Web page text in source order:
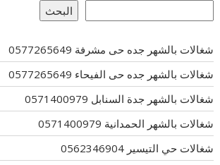
البحث
شغالات بالشهر جده حى مشرفة 0577265649
شغالات بالشهر جده حى الفيحاء 0577265649
شغالات بالشهر جدة السنابل 0571400979
شغالات بالشهر الحمدانية 0571400979
شغالات حي التيسير 0562346904